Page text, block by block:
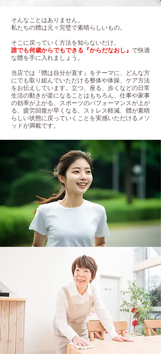
そんなことはありません。
私たちの體は元々完璧で素晴らしいもの。
そこに戻っていく方法を知らないだけ。
誰でも何歳からでもできる『からだなおし』 で快適
な體を手に入れましょう。
当店では『體は自分が直す』をテーマに、どんな方
にでも取り組んでいただける整体や体操、ケア方法
をお伝えしています。立つ、座る、歩くなどの日常
生活の動きが楽になることはもちろん、仕事や家事
の効率が上がる、スポーツのパフォーマンスが上が
る、疲労回復が早くなる、ストレス軽減、體が素晴
らしい状態に戻っていくことを実感いただけるメソ
ッドが満載です。